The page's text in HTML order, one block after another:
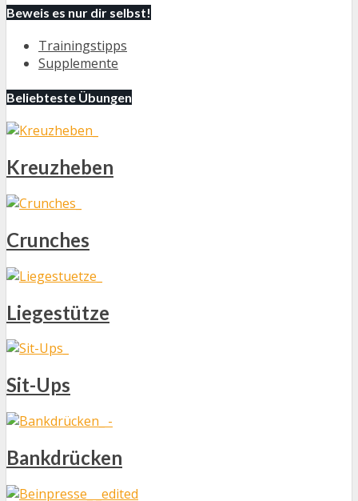
Beweis es nur dir selbst!
Trainingstipps
Supplemente
Beliebteste Übungen
Kreuzheben
Crunches
Liegestütze
Sit-Ups
Bankdrücken